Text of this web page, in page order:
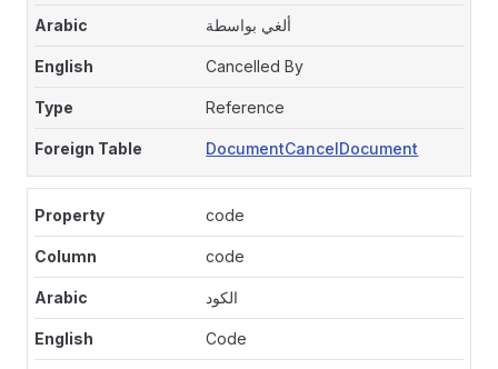
ألغي بواسطة
Cancelled By
Reference
DocumentCancelDocument
code
code
الكود
Code